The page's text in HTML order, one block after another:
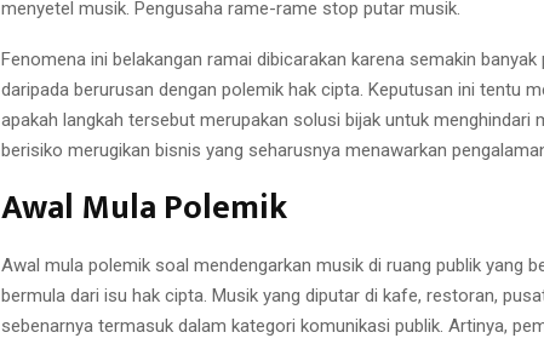
menyetel musik. Pengusaha rame-rame stop putar musik.
Fenomena ini belakangan ramai dibicarakan karena semakin banyak
daripada berurusan dengan polemik hak cipta. Keputusan ini tentu
apakah langkah tersebut merupakan solusi bijak untuk menghindari
berisiko merugikan bisnis yang seharusnya menawarkan
Awal Mula Polemik
Awal mula polemik soal mendengarkan musik di ruang publik yang
bermula dari isu hak cipta. Musik yang diputar di kafe, restoran,
sebenarnya termasuk dalam kategori komunikasi publik. Artinya,